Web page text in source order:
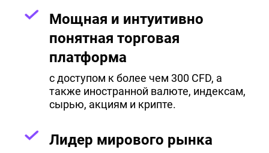
Мощная и интуитивно
понятная торговая
платформа
с доступом к более чем 300 CFD, а
также иностранной валюте, индексам,
сырью, акциям и крипте.
Лидер мирового рынка